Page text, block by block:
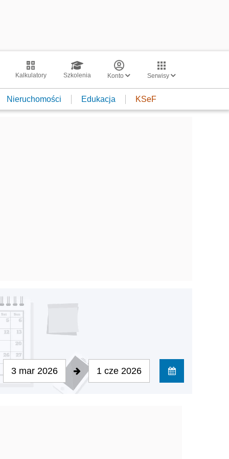
Kalkulatory Szkolenia Konto Serwisy
Nieruchomości Edukacja KSeF
3 mar 2026 1 cze 2026